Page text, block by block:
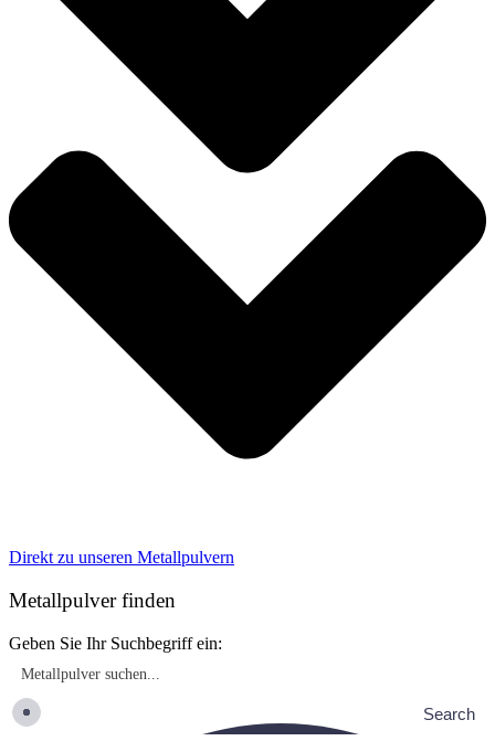
Direkt zu unseren Metallpulvern
Metallpulver finden
Geben Sie Ihr Suchbegriff ein:
Search